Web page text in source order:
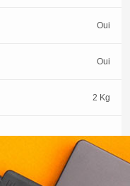
Oui
Oui
2 Kg
8